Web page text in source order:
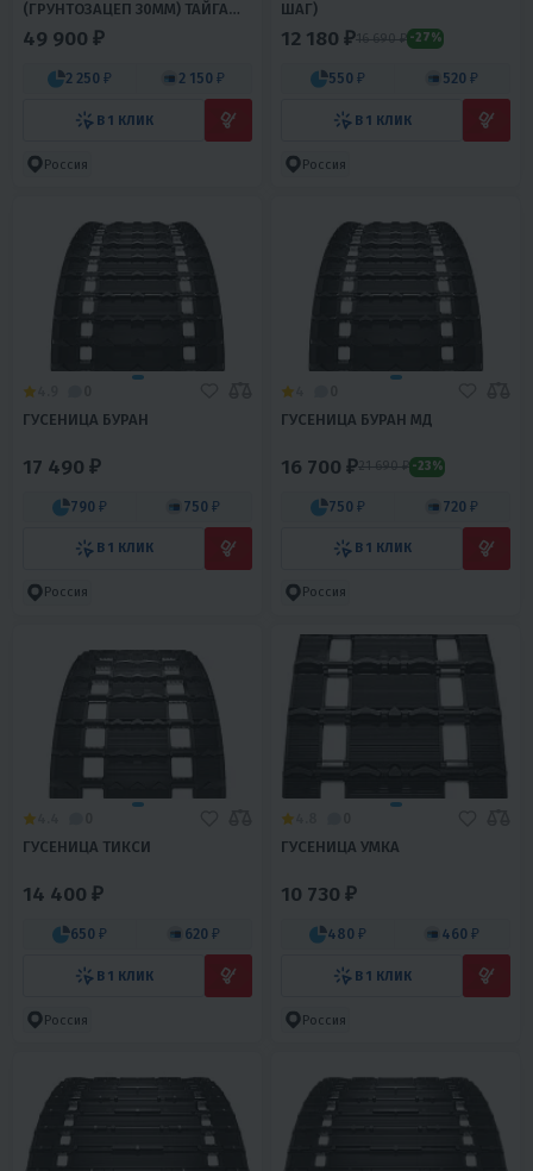
(ГРУНТОЗАЦЕП 30ММ) ТАЙГА
600, PATRUL 550 SWT
49 900 ₽
2 250 ₽ 2 150 ₽
В 1 КЛИК
Россия
ШАГ)
12 180 ₽16 690 ₽ -27%
550 ₽ 520 ₽
В 1 КЛИК
Россия
ГУСЕНИЦА БУРАН
17 490 ₽
790 ₽ 750 ₽
В 1 КЛИК
Россия
ГУСЕНИЦА БУРАН МД
16 700 ₽21 690 ₽ -23%
750 ₽ 720 ₽
В 1 КЛИК
Россия
ГУСЕНИЦА ТИКСИ
14 400 ₽
650 ₽ 620 ₽
В 1 КЛИК
Россия
ГУСЕНИЦА УМКА
10 730 ₽
480 ₽ 460 ₽
В 1 КЛИК
Россия